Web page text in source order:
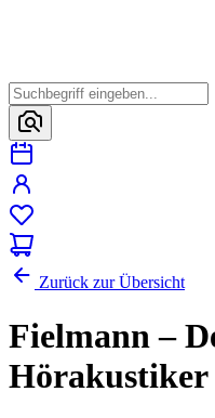
Zurück zur Übersicht
Fielmann –